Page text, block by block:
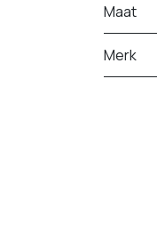
Maat
Merk